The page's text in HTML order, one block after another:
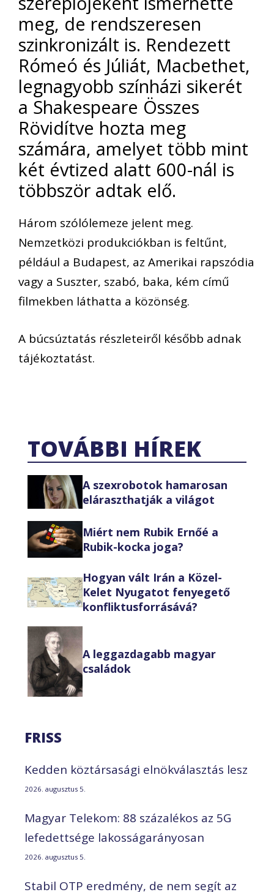
meg, de rendszeresen
szinkronizált is. Rendezett
Rómeó és Júliát, Macbethet,
legnagyobb színházi sikerét
a Shakespeare Összes
Rövidítve hozta meg
számára, amelyet több mint
két évtized alatt 600-nál is
többször adtak elő.
Három szólólemeze jelent meg.
Nemzetközi produkciókban is feltűnt,
például a Budapest, az Amerikai rapszódia
vagy a Suszter, szabó, baka, kém című
filmekben láthatta a közönség.
A búcsúztatás részleteiről később adnak
tájékoztatást.
TOVÁBBI HÍREK
A szexrobotok hamarosan
eláraszthatják a világot
Miért nem Rubik Ernőé a
Rubik-kocka joga?
Hogyan vált Irán a Közel-
Kelet Nyugatot fenyegető
konfliktusforrásává?
A leggazdagabb magyar
családok
FRISS
Kedden köztársasági elnökválasztás lesz
2026. augusztus 5.
Magyar Telekom: 88 százalékos az 5G
lefedettsége lakosságarányosan
2026. augusztus 5.
Stabil OTP eredmény, de nem segít az